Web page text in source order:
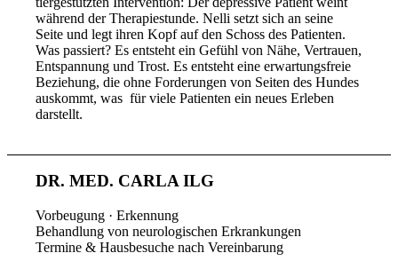
während der Therapiestunde. Nelli setzt sich an seine
Seite und legt ihren Kopf auf den Schoss des Patienten.
Was passiert? Es entsteht ein Gefühl von Nähe, Vertrauen,
Entspannung und Trost. Es entsteht eine erwartungsfreie
Beziehung, die ohne Forderungen von Seiten des Hundes
auskommt, was für viele Patienten ein neues Erleben
darstellt.
DR. MED. CARLA ILG
Vorbeugung · Erkennung
Behandlung von neurologischen Erkrankungen
Termine & Hausbesuche nach Vereinbarung